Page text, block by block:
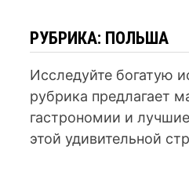
РУБРИКА: ПОЛЬША
Исследуйте богатую
рубрика предлагает
гастрономии и
этой удивительной